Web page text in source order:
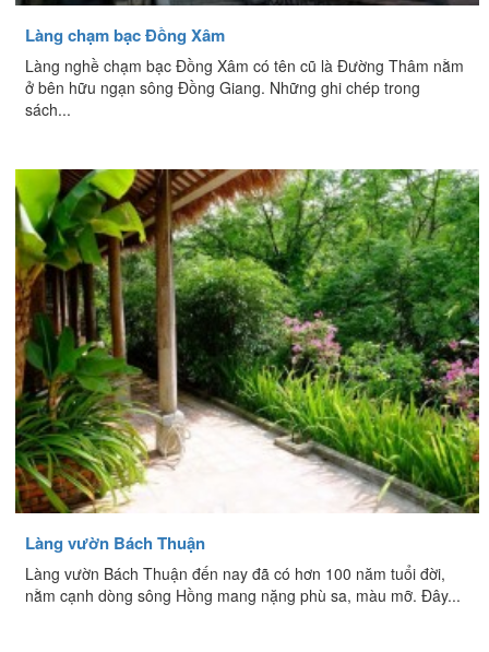
Làng chạm bạc Đồng Xâm
Làng nghề chạm bạc Ðồng Xâm có tên cũ là Ðường Thâm nằm
ở bên hữu ngạn sông Ðồng Giang. Những ghi chép trong
sách...
Làng vườn Bách Thuận
Làng vườn Bách Thuận đến nay đã có hơn 100 năm tuổi đời,
nằm cạnh dòng sông Hồng mang nặng phù sa, màu mỡ. Đây...